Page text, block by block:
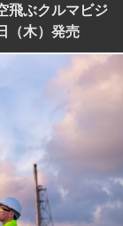
飛ぶクルマビジ
（木）発売